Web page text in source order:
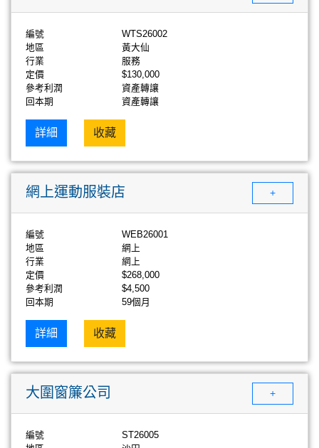
編號
WTS26002
地區
黃大仙
行業
服務
定價
$130,000
參考利潤
資產轉讓
回本期
資產轉讓
詳細 收藏
網上運動服裝店 +
編號
WEB26001
地區
網上
行業
網上
定價
$268,000
參考利潤
$4,500
回本期
59個月
詳細 收藏
大圍窗簾公司 +
編號
ST26005